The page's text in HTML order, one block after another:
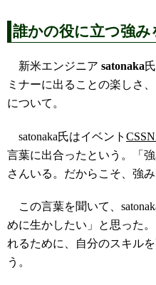
誰かの役に立つ強み
新米エンジニア satonaka
ミナーに出ることの楽しさ
について。
satonaka氏はイベント
言葉に出合ったという。「
さんいる。だからこそ、強
この言葉を聞いて、
めに生かしたい」と思った
れるために、自分のスキル
う。